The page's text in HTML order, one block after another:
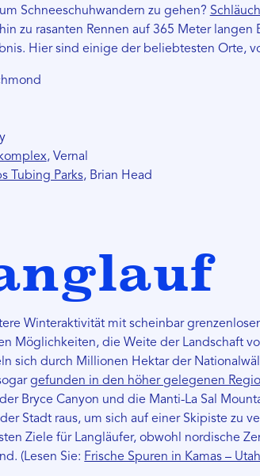
Schneeschuhwandern zu gehen?
zu rasanten Rennen auf 365 Meter langen
Hier sind einige der beliebtesten Orte,
, Vernal
Tubing Parks, Brian Head
Winteraktivität mit scheinbar
Möglichkeiten, die Weite der Landschaft
sich durch Millionen Hektar der
gefunden in den höher gelegenen
Bryce Canyon und die Manti-La Sal
Stadt raus, um sich auf einer Skipiste zu
Ziele für Langläufer, obwohl nordische
(Lesen Sie: Frische Spuren in Kamas –